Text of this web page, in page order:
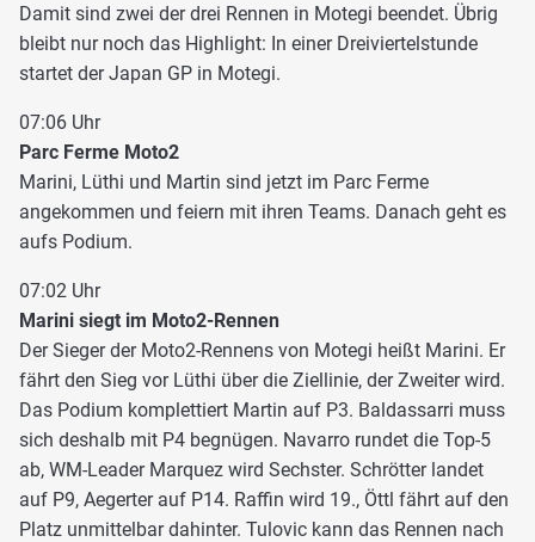
Damit sind zwei der drei Rennen in Motegi beendet. Übrig
bleibt nur noch das Highlight: In einer Dreiviertelstunde
startet der Japan GP in Motegi.
07:06 Uhr
Parc Ferme Moto2
Marini, Lüthi und Martin sind jetzt im Parc Ferme
angekommen und feiern mit ihren Teams. Danach geht es
aufs Podium.
07:02 Uhr
Marini siegt im Moto2-Rennen
Der Sieger der Moto2-Rennens von Motegi heißt Marini. Er
fährt den Sieg vor Lüthi über die Ziellinie, der Zweiter wird.
Das Podium komplettiert Martin auf P3. Baldassarri muss
sich deshalb mit P4 begnügen. Navarro rundet die Top-5
ab, WM-Leader Marquez wird Sechster. Schrötter landet
auf P9, Aegerter auf P14. Raffin wird 19., Öttl fährt auf den
Platz unmittelbar dahinter. Tulovic kann das Rennen nach